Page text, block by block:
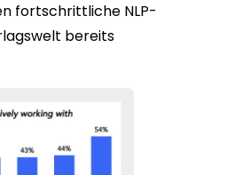
fortschrittliche NLP-
bereits